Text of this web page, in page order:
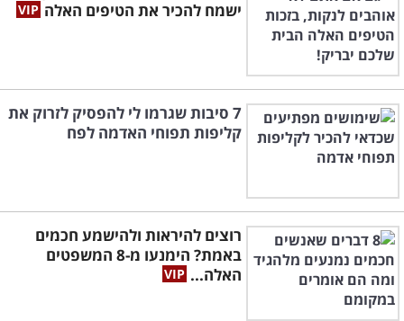
ישמח להכיר את הטיפים האלה
7 סיבות שגרמו לי להפסיק לזרוק את
קליפות תפוחי האדמה לפח
רוצים להיראות ולהישמע חכמים
באמת? הימנעו מ-8 המשפטים
האלה...